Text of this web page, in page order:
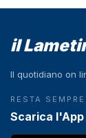
il
Il quotidiano on
RESTA
Scarica l'App